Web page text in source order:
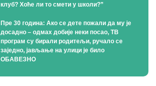
клуб? Хоће ли то смети у школи?”
Пре 30 година: Ако се дете пожали да му је
досадно – одмах добије неки посао, ТВ
програм су бирали родитељи, ручало се
заједно, јављање на улици је било
ОБАВЕЗНО